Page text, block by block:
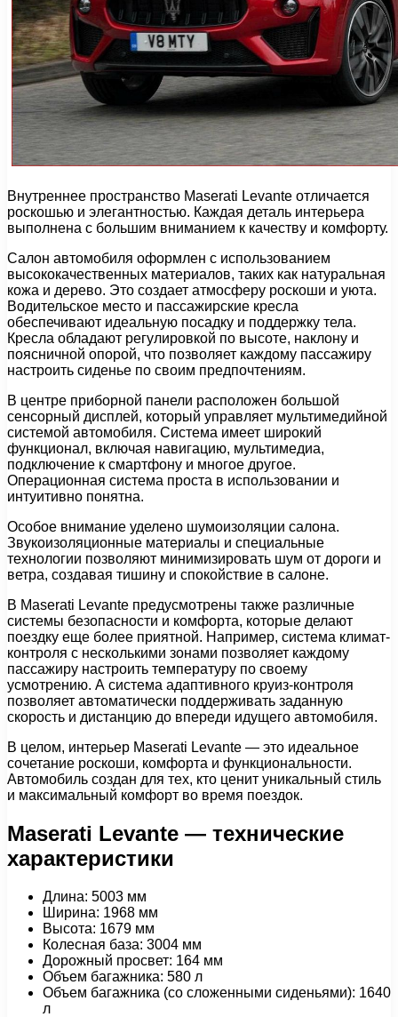
Внутреннее пространство Maserati Levante отличается
роскошью и элегантностью. Каждая деталь интерьера
выполнена с большим вниманием к качеству и комфорту.
Салон автомобиля оформлен с использованием
высококачественных материалов, таких как натуральная
кожа и дерево. Это создает атмосферу роскоши и уюта.
Водительское место и пассажирские кресла
обеспечивают идеальную посадку и поддержку тела.
Кресла обладают регулировкой по высоте, наклону и
поясничной опорой, что позволяет каждому пассажиру
настроить сиденье по своим предпочтениям.
В центре приборной панели расположен большой
сенсорный дисплей, который управляет мультимедийной
системой автомобиля. Система имеет широкий
функционал, включая навигацию, мультимедиа,
подключение к смартфону и многое другое.
Операционная система проста в использовании и
интуитивно понятна.
Особое внимание уделено шумоизоляции салона.
Звукоизоляционные материалы и специальные
технологии позволяют минимизировать шум от дороги и
ветра, создавая тишину и спокойствие в салоне.
В Maserati Levante предусмотрены также различные
системы безопасности и комфорта, которые делают
поездку еще более приятной. Например, система климат-
контроля с несколькими зонами позволяет каждому
пассажиру настроить температуру по своему
усмотрению. А система адаптивного круиз-контроля
позволяет автоматически поддерживать заданную
скорость и дистанцию до впереди идущего автомобиля.
В целом, интерьер Maserati Levante — это идеальное
сочетание роскоши, комфорта и функциональности.
Автомобиль создан для тех, кто ценит уникальный стиль
и максимальный комфорт во время поездок.
Maserati Levante — технические
характеристики
Длина: 5003 мм
Ширина: 1968 мм
Высота: 1679 мм
Колесная база: 3004 мм
Дорожный просвет: 164 мм
Объем багажника: 580 л
Объем багажника (со сложенными сиденьями): 1640
л